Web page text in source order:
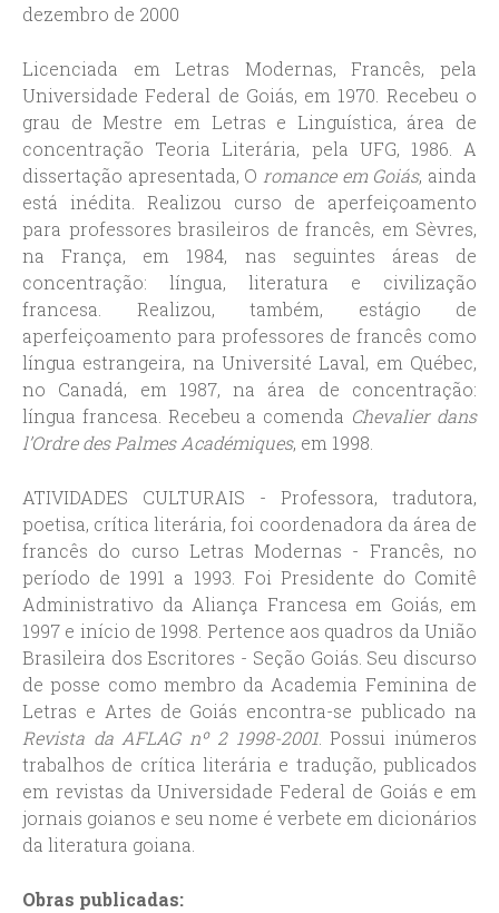
dezembro de 2000
Licenciada em Letras Modernas, Francês, pela
Universidade Federal de Goiás, em 1970. Recebeu o
grau de Mestre em Letras e Linguística, área de
concentração Teoria Literária, pela UFG, 1986. A
dissertação apresentada, O romance em Goiás, ainda
está inédita. Realizou curso de aperfeiçoamento
para professores brasileiros de francês, em Sèvres,
na França, em 1984, nas seguintes áreas de
concentração: língua, literatura e civilização
francesa. Realizou, também, estágio de
aperfeiçoamento para professores de francês como
língua estrangeira, na Université Laval, em Québec,
no Canadá, em 1987, na área de concentração:
língua francesa. Recebeu a comenda Chevalier dans
l’Ordre des Palmes Académiques, em 1998.
ATIVIDADES CULTURAIS - Professora, tradutora,
poetisa, crítica literária, foi coordenadora da área de
francês do curso Letras Modernas - Francês, no
período de 1991 a 1993. Foi Presidente do Comitê
Administrativo da Aliança Francesa em Goiás, em
1997 e início de 1998. Pertence aos quadros da União
Brasileira dos Escritores - Seção Goiás. Seu discurso
de posse como membro da Academia Feminina de
Letras e Artes de Goiás encontra-se publicado na
Revista da AFLAG nº 2 1998-2001. Possui inúmeros
trabalhos de crítica literária e tradução, publicados
em revistas da Universidade Federal de Goiás e em
jornais goianos e seu nome é verbete em dicionários
da literatura goiana.
Obras publicadas: